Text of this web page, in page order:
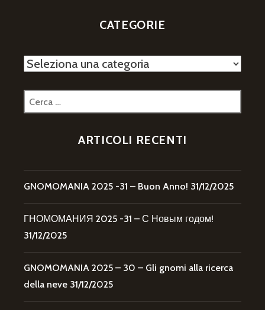
CATEGORIE
Categorie
Ricerca
per:
ARTICOLI RECENTI
GNOMOMANIA 2025 -31 – Buon Anno! 31/12/2025
ГНОМОМАНИЯ 2025 -31 – С Новым годом!
31/12/2025
GNOMOMANIA 2025 – 30 – Gli gnomi alla ricerca
della neve 31/12/2025